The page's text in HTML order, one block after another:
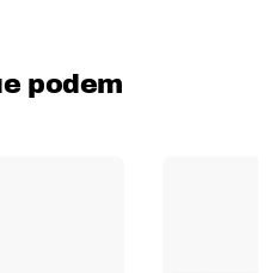
podem